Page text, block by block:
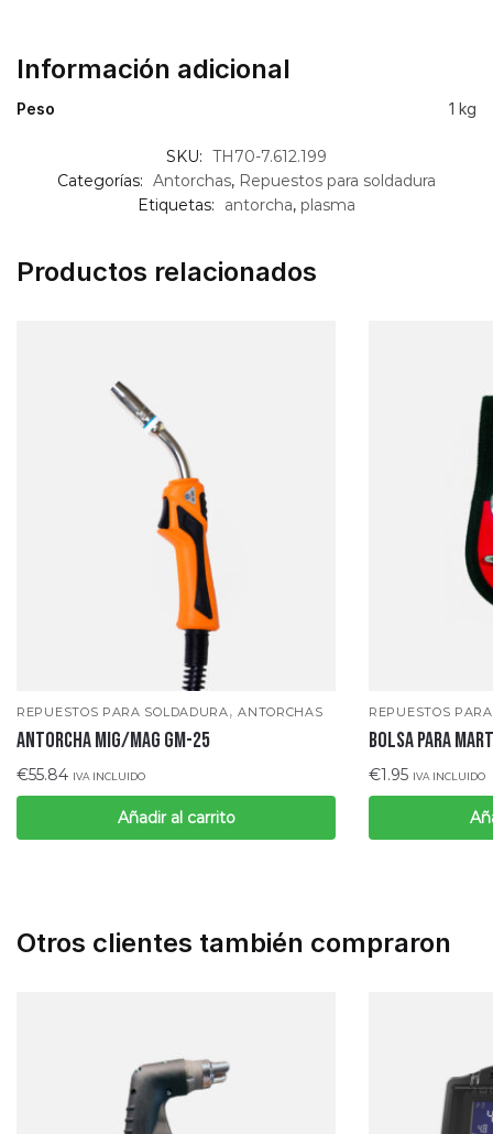
Información adicional
Peso 1 kg
SKU: TH70-7.612.199
Categorías: Antorchas, Repuestos para soldadura
Etiquetas:
antorcha, plasma
Productos relacionados
REPUESTOS PARA SOLDADURA,ANTORCHAS
ANTORCHA MIG/MAG GM-25
€55.84 IVA INCLUIDO
Añadir al carrito
REPUESTOS
BOLSA PARA
€1.95 IVA INCLUIDO
Otros clientes también compraron